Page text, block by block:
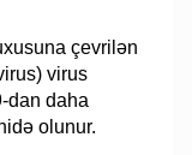
çevrilən
virus
dan daha
olunur.